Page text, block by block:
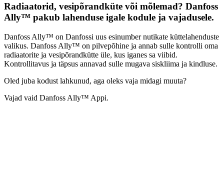
Radiaatorid, vesipõrandküte või mõlemad? Danfoss
Ally™ pakub lahenduse igale kodule ja vajadusele.
Danfoss Ally™ on Danfossi uus esinumber nutikate küttelahenduste
valikus. Danfoss Ally™ on pilvepõhine ja annab sulle kontrolli oma
radiaatorite ja vesipõrandkütte üle, kus iganes sa viibid.
Kontrollitavus ja täpsus annavad sulle mugava siskliima ja kindluse.
Oled juba kodust lahkunud, aga oleks vaja midagi muuta?
Vajad vaid Danfoss Ally™ Appi.